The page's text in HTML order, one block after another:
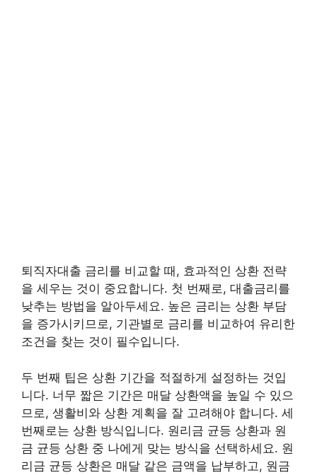
퇴직자대출 금리를 비교할 때, 효과적인 상환 전략
을 세우는 것이 중요합니다. 첫 번째로, 대출금리를
낮추는 방법을 알아두세요. 높은 금리는 상환 부담
을 증가시키므로, 기관별로 금리를 비교하여 유리한
조건을 찾는 것이 필수입니다.
두 번째 팁은 상환 기간을 적절하게 설정하는 것입
니다. 너무 짧은 기간은 매달 상환액을 높일 수 있으
므로, 생활비와 상환 계획을 잘 고려해야 합니다. 세
번째로는 상환 방식입니다. 원리금 균등 상환과 원
금 균등 상환 중 나에게 맞는 방식을 선택하세요. 원
리금 균등 상환은 매달 같은 금액을 납부하고, 원금